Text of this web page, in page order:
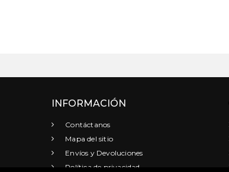
INFORMACIÓN
Contáctanos
Mapa del sitio
Envíos y Devoluciones
Política de privacidad